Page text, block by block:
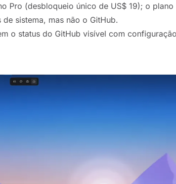
Pro (desbloqueio único de US$ 19); o plano
sistema, mas não o GitHub.
o status do GitHub visível com configuração